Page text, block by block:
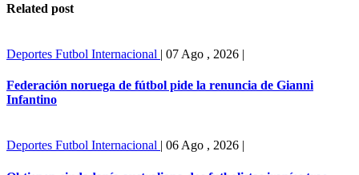
Related post
Deportes Futbol Internacional | 07 Ago , 2026 |
Federación noruega de fútbol pide la renuncia de Gianni
Infantino
Deportes Futbol Internacional | 06 Ago , 2026 |